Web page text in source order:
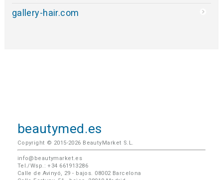
gallery-hair.com
beautymed.es
Copyright © 2015-2026 BeautyMarket S.L.
info@beautymarket.es
Tel./Wsp.: +34 661913286
Calle de Avinyó, 29 - bajos. 08002 Barcelona